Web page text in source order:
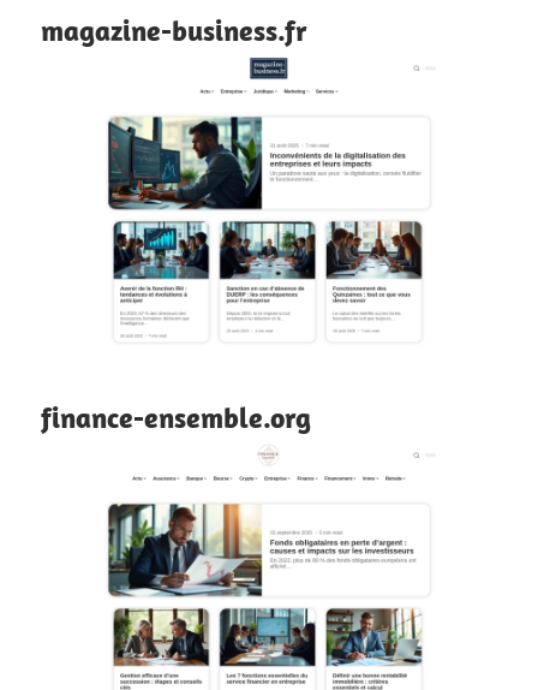
magazine-business.fr
finance-ensemble.org